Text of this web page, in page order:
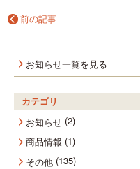
前の記事
お知らせ一覧を見る
カテゴリ
お知らせ(2)
商品情報 (1)
その他 (135)